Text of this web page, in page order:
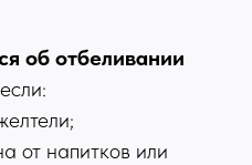
об отбеливании
от напитков или